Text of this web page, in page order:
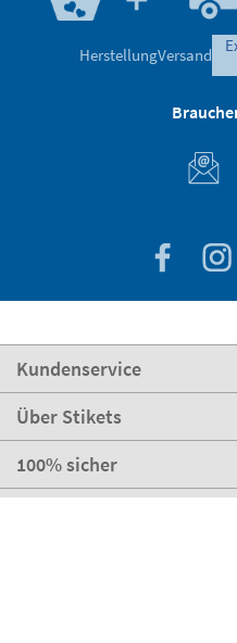
HerstellungVersand
Kundenservice
Über Stikets
100% sicher